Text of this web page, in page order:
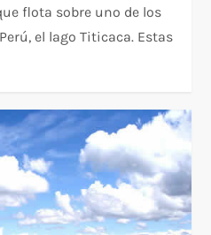
flota sobre uno de los
el lago Titicaca. Estas